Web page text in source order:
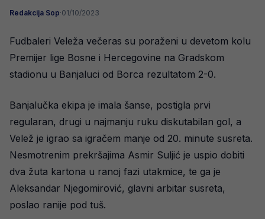
Redakcija Sop·01/10/2023
Fudbaleri Veleža večeras su poraženi u devetom kolu
Premijer lige Bosne i Hercegovine na Gradskom
stadionu u Banjaluci od Borca rezultatom 2-0.
Banjalučka ekipa je imala šanse, postigla prvi
regularan, drugi u najmanju ruku diskutabilan gol, a
Velež je igrao sa igračem manje od 20. minute susreta.
Nesmotrenim prekršajima Asmir Suljić je uspio dobiti
dva žuta kartona u ranoj fazi utakmice, te ga je
Aleksandar Njegomirović, glavni arbitar susreta,
poslao ranije pod tuš.